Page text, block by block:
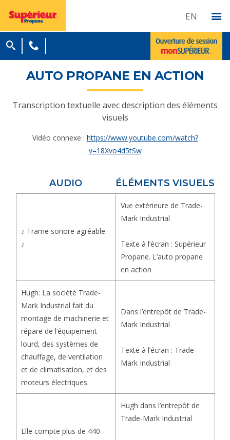
EN
AUTO PROPANE EN ACTION
Transcription textuelle avec description des éléments
visuels
Vidéo connexe : https://www.youtube.com/watch?
v=18Xvo4d5tSw
AUDIO ÉLÉMENTS VISUELS
♪ Trame sonore agréable
♪
Vue extérieure de Trade-
Mark Industrial
Texte à l’écran : Supérieur
Propane. L’auto propane
en action
Hugh: La société Trade-
Mark Industrial fait du
montage de machinerie et
répare de l’équipement
lourd, des systèmes de
chauffage, de ventilation
et de climatisation, et des
moteurs électriques.
Dans l’entrepôt de Trade-
Mark Industrial
Texte à l’écran : Trade-
Mark Industrial
Elle compte plus de 440
Hugh dans l’entrepôt de
Trade-Mark Industrial